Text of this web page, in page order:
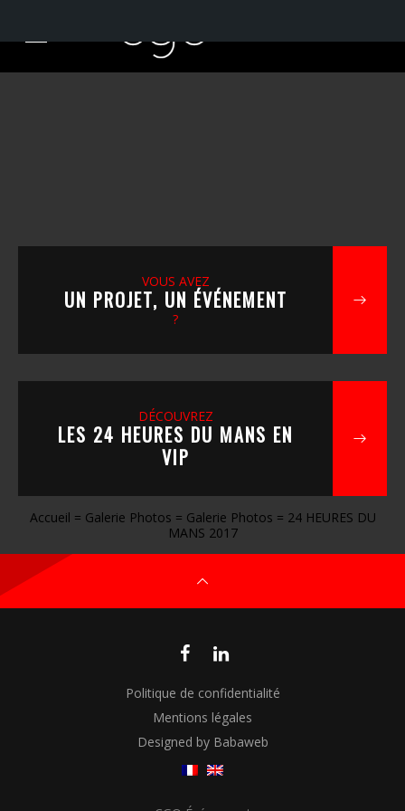
VOUS AVEZ
UN PROJET, UN ÉVÉNEMENT
?
DÉCOUVREZ
LES 24 HEURES DU MANS EN
VIP
Accueil = Galerie Photos = Galerie Photos = 24 HEURES DU
MANS 2017
Politique de confidentialité
Mentions légales
Designed by Babaweb